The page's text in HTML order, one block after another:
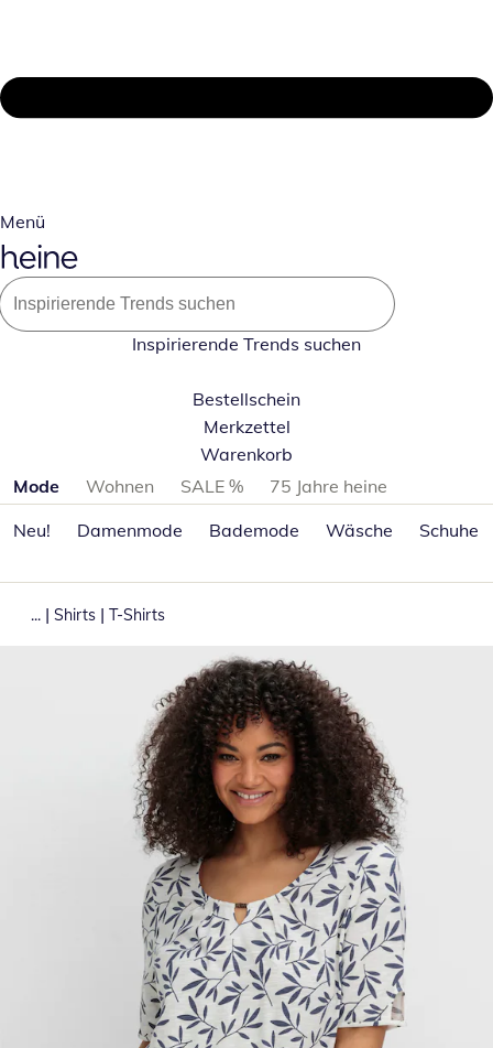
Menü
Inspirierende Trends suchen
Bestellschein
Merkzettel
Warenkorb
Produktkategorien überspringen
Mode Wohnen SALE %
75 Jahre heine
Neu!
Damenmode Bademode Wäsche Schuhe
... | Shirts | T-Shirts